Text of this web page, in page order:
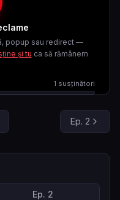
popup sau redirect —
și tu ca să rămânem
1 susținători
Ep. 2
Ep. 2